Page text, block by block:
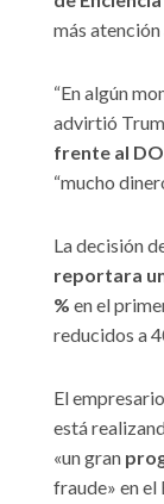
más atención
“En algún
advirtió
frente al
“mucho
La decisión
reportara
% en el
reducidos a
El
está
«un gran
fraude» en el